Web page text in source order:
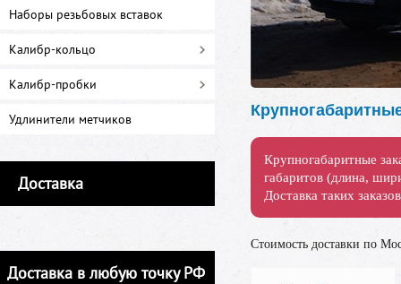
Наборы резьбовых вставок
Калибр-кольцо
Калибр-пробки
Удлинители метчиков
Доставка
Доставка в любую точку РФ